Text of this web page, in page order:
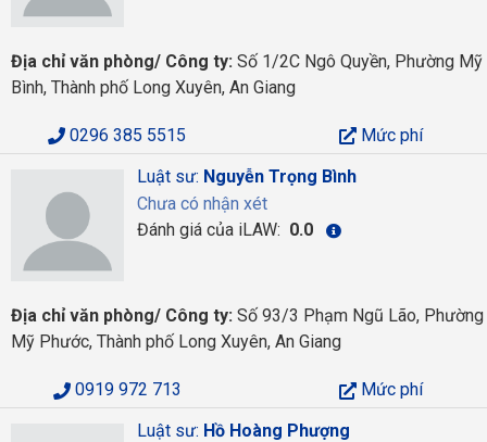
Địa chỉ văn phòng/ Công ty: Số 1/2C Ngô Quyền, Phường Mỹ
Bình, Thành phố Long Xuyên, An Giang
0296 385 5515
Mức phí
Luật sư: Nguyễn Trọng Bình
Chưa có nhận xét
Đánh giá của iLAW: 0.0
Địa chỉ văn phòng/ Công ty: Số 93/3 Phạm Ngũ Lão, Phường
Mỹ Phước, Thành phố Long Xuyên, An Giang
0919 972 713
Mức phí
Luật sư: Hồ Hoàng Phượng